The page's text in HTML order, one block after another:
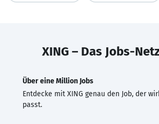
XING – Das Jobs-
Über eine Million Jobs
Entdecke mit XING genau den Job, der
passt.